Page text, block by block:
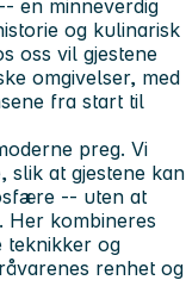
en minneverdig
og kulinarisk
oss vil gjestene
omgivelser, med
fra start til
preg. Vi
slik at gjestene kan
-- uten at
Her kombineres
teknikker og
renhet og